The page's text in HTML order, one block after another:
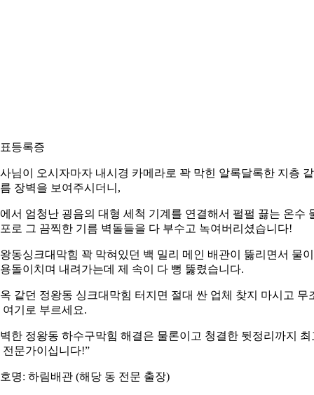
등록증
님이 오시자마자 내시경 카메라로 꽉 막힌 알록달록한 지층
장벽을 보여주시더니,
서 엄청난 굉음의 대형 세척 기계를 연결해서 펄펄 끓는 온수
로 그 끔찍한 기름 벽돌들을 다 부수고 녹여버리셨습니다!
동싱크대막힘 꽉 막혀있던 백 밀리 메인 배관이 뚫리면서 물이
돌이치며 내려가는데 제 속이 다 뻥 뚫렸습니다.
같던 정왕동 싱크대막힘 터지면 절대 싼 업체 찾지 마시고 무
여기로 부르세요.
한 정왕동 하수구막힘 해결은 물론이고 청결한 뒷정리까지 최
전문가이십니다!”
명: 하림배관 (해당 동 전문 출장)